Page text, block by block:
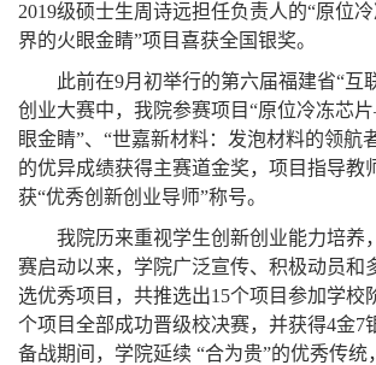
2019级硕士生周诗远担任负责人的“原位
界的火眼金睛”项目喜获全国银奖。
此前在9月初举行的第六届福建省“互
创业大赛中，我院参赛项目“原位冷冻芯
眼金睛”、“世嘉新材料：发泡材料的领航
的优异成绩获得主赛道金奖，项目指导教
获“优秀创新创业导师”称号。
我院历来重视学生创新创业能力培养
赛启动以来，学院广泛宣传、积极动员和
选优秀项目，共推选出15个项目参加学校
个项目全部成功晋级校决赛，并获得4金7
备战期间，学院延续 “合为贵”的优秀传统